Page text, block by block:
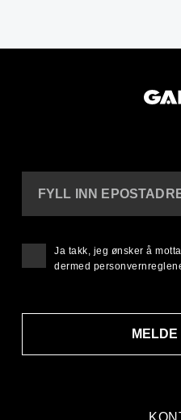
FYLL INN
Ja takk, jeg ønsker å
dermed